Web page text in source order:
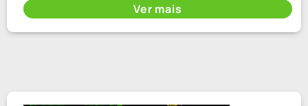
Ver mais